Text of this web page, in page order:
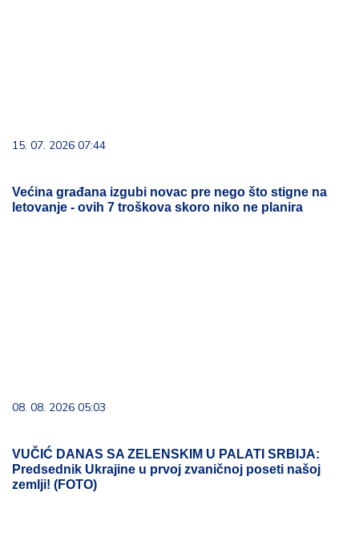
15. 07. 2026 07:44
Većina građana izgubi novac pre nego što stigne na
letovanje - ovih 7 troškova skoro niko ne planira
08. 08. 2026 05:03
VUČIĆ DANAS SA ZELENSKIM U PALATI SRBIJA:
Predsednik Ukrajine u prvoj zvaničnoj poseti našoj
zemlji! (FOTO)